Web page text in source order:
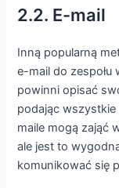
2.2. E-mail
Inną popularną
e-mail do
powinni opisać
podając
maile mogą zająć
ale jest to
komunikować się